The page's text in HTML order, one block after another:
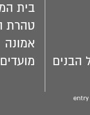
הבנים
בית
טהרת
אמונה
entry